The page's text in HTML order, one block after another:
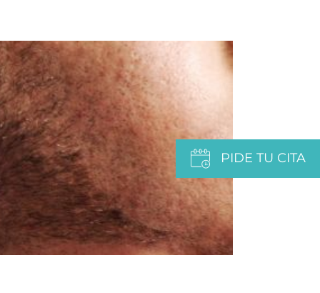
PIDE TU CITA